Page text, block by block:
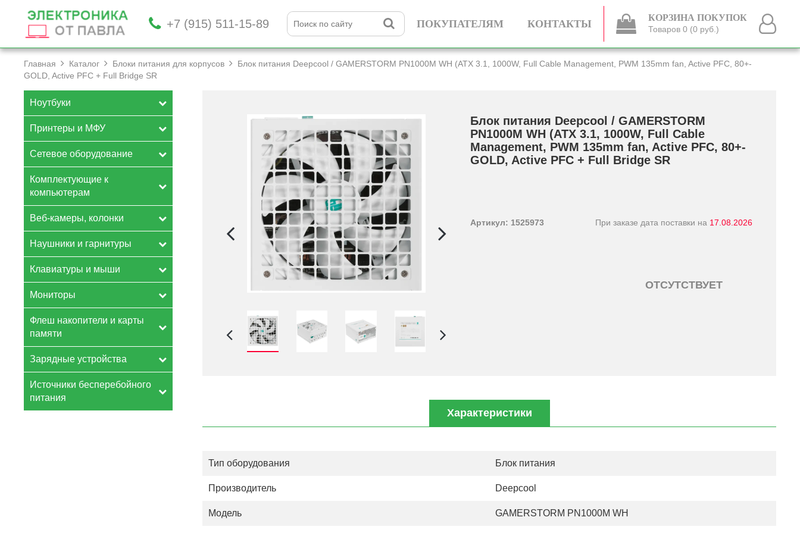
+7 (915) 511-15-89 ПОКУПАТЕЛЯМ КОНТАКТЫ КОРЗИНА ПОКУПОК
Товаров 0 (0 руб.)
Главная Каталог Блоки питания для корпусов
Блок питания Deepcool /­ GAMERSTORM PN1000M WH (ATX 3.1, 1000W, Full Cable Management, PWM 135mm fan, Active PFC, 80+­
GOLD, Active PFC +­ Full Bridge SR
Ноутбуки
Принтеры и МФУ
Сетевое оборудование
Комплектующие к
компьютерам
Веб-камеры, колонки
Наушники и гарнитуры
Клавиатуры и мыши
Мониторы
Флеш накопители и карты
памяти
Зарядные устройства
Источники бесперебойного
питания
Блок питания Deepcool /­ GAMERSTORM
PN1000M WH (ATX 3.1, 1000W, Full Cable
Management, PWM 135mm fan, Active PFC, 80+­
GOLD, Active PFC +­ Full Bridge SR
Артикул: 1525973 При заказе дата поставки на 17.08.2026
ОТСУТСТВУЕТ
Характеристики
Тип оборудования Блок питания
Производитель Deepcool
Модель GAMERSTORM PN1000M WH